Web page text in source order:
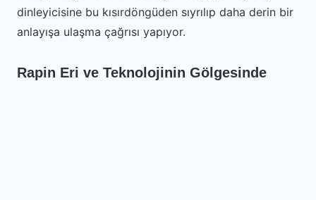
dinleyicisine bu kısırdöngüden sıyrılıp daha derin bir
anlayışa ulaşma çağrısı yapıyor.
Rapin Eri ve Teknolojinin Gölgesinde